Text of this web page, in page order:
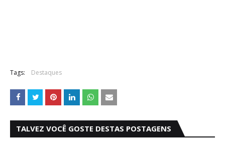
Tags: Destaques
TALVEZ VOCÊ GOSTE DESTAS POSTAGENS